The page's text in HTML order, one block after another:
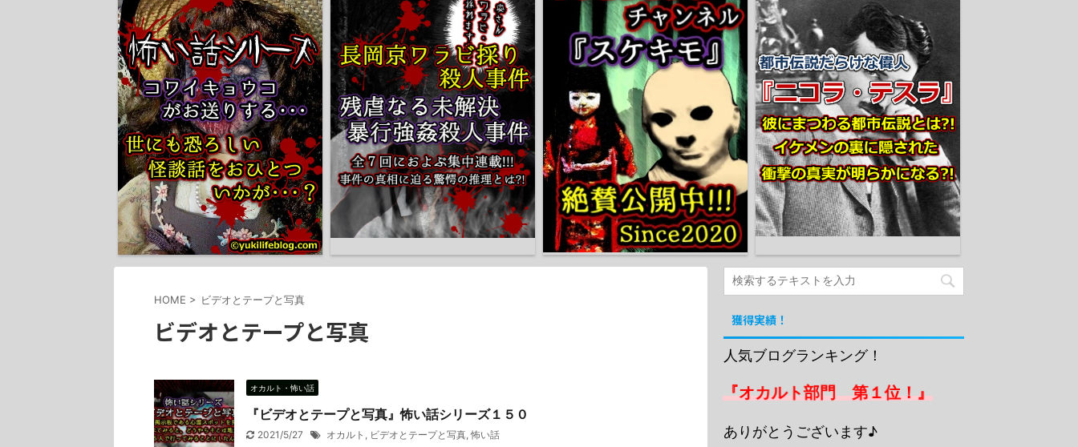
HOME > ビデオとテープと写真
ビデオとテープと写真
オカルト・怖い話
『ビデオとテープと写真』怖い話シリーズ１５０
2021/5/27 オカルト ビデオとテープと写真 怖い話
獲得実績！
人気ブログランキング！
『オカルト部門 第１位！』
ありがとうございます♪